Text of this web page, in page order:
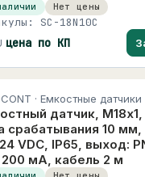
Нет цены
SC-18N10C
цена по КП
· Емкостные датчики
датчик,
срабатывания 10
VDC, IP65, выход:
200 мА, кабель 2 м